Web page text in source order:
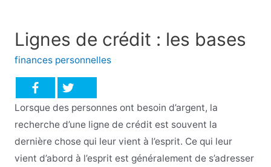
Lignes de crédit : les bases
finances personnelles
Lorsque des personnes ont besoin d’argent, la
recherche d’une ligne de crédit est souvent la
dernière chose qui leur vient à l’esprit. Ce qui leur
vient d’abord à l’esprit est généralement de s’adresser